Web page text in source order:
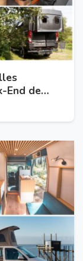
End de